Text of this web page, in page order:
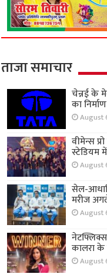
ताजा समाचार
चेन्नई के
का
August
वीमेन्स
स्टेडियम
August
सेल-
मरीज
August
कालरा के
August